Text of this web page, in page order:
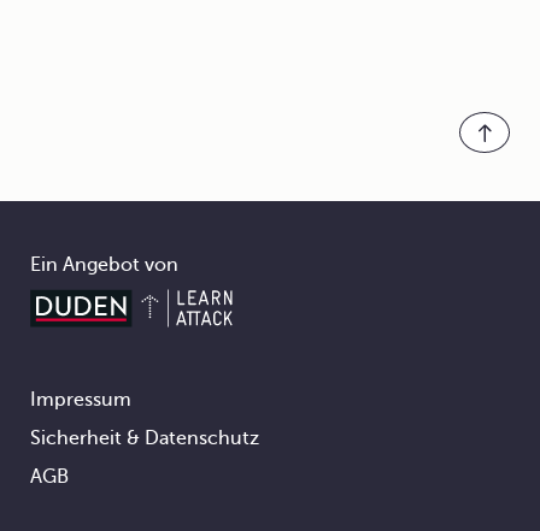
Ein Angebot von
Footer
Impressum
Sicherheit & Datenschutz
AGB